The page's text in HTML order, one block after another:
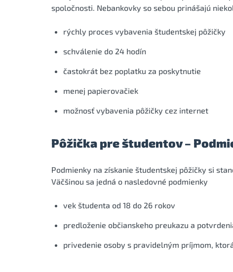
spoločnosti. Nebankovky so sebou prinášajú
rýchly proces vybavenia študentskej pôžičky
schválenie do 24 hodín
častokrát bez poplatku za poskytnutie
menej papierovačiek
možnosť vybavenia pôžičky cez internet
Pôžička pre študentov –
Podmienky na získanie študentskej pôžičky si
Väčšinou sa jedná o nasledovné podmienky
vek študenta od 18 do 26 rokov
predloženie občianskeho preukazu a
privedenie osoby s pravidelným príjmom,